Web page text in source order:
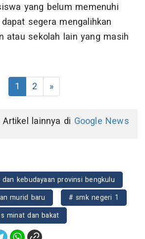
yang belum memenuhi
segera mengalihkan
atau sekolah lain yang masih
1 2 »
lainnya di Google News
kebudayaan provinsi bengkulu
murid baru
# smk negeri 1
minat dan bakat